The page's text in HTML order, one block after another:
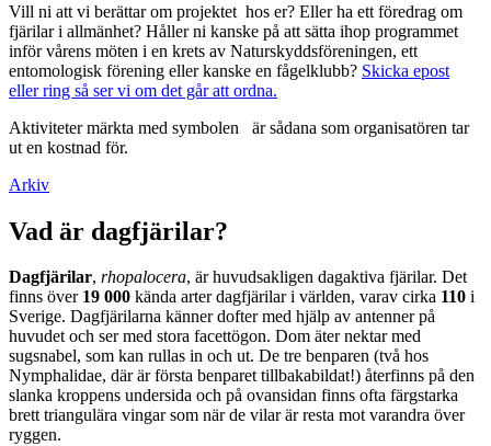
Vill ni att vi berättar om projektet hos er? Eller ha ett föredrag om
fjärilar i allmänhet? Håller ni kanske på att sätta ihop programmet
inför vårens möten i en krets av Naturskyddsföreningen, ett
entomologisk förening eller kanske en fågelklubb? Skicka epost
eller ring så ser vi om det går att ordna.
Aktiviteter märkta med symbolen
är sådana som organisatören tar
ut en kostnad för.
Arkiv
Vad är dagfjärilar?
Dagfjärilar, rhopalocera, är huvudsakligen dagaktiva fjärilar. Det
finns över 19 000 kända arter dagfjärilar i världen, varav cirka 110 i
Sverige. Dagfjärilarna känner dofter med hjälp av antenner på
huvudet och ser med stora facettögon. Dom äter nektar med
sugsnabel, som kan rullas in och ut. De tre benparen (två hos
Nymphalidae, där är första benparet tillbakabildat!) återfinns på den
slanka kroppens undersida och på ovansidan finns ofta färgstarka
brett triangulära vingar som när de vilar är resta mot varandra över
ryggen.